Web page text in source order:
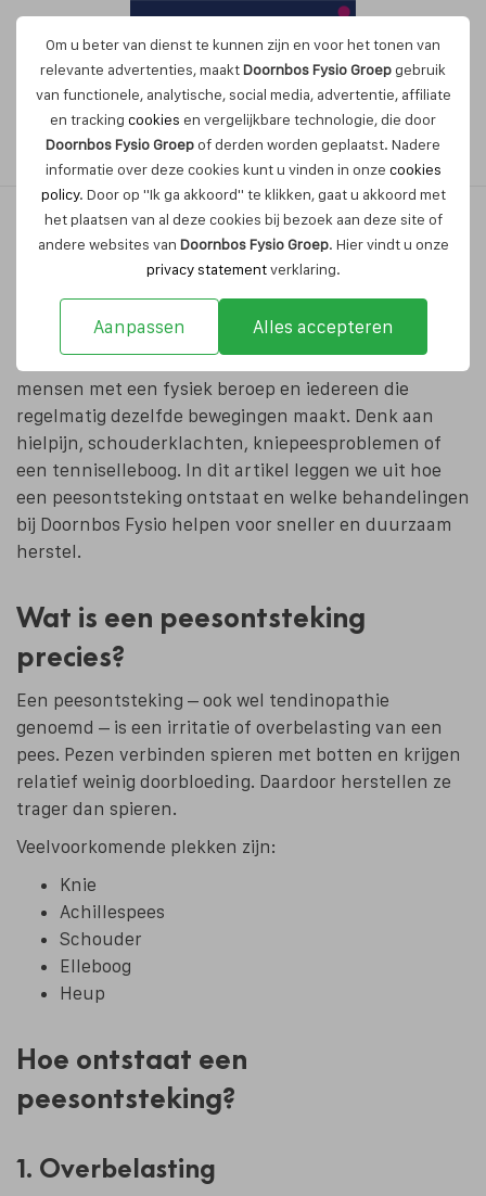
Om u beter van dienst te kunnen zijn en voor het tonen van
relevante advertenties, maaktDoornbos Fysio Groepgebruik
van functionele, analytische, social media, advertentie, affiliate
en tracking cookies en vergelijkbare technologie, die door
Doornbos Fysio Groepof derden worden geplaatst. Nadere
informatie over deze cookies kunt u vinden in onze cookies
policy. Door op "Ik ga akkoord" te klikken, gaat u akkoord met
het plaatsen van al deze cookies bij bezoek aan deze site of
andere websites van Doornbos Fysio Groep. Hier vindt u onze
privacy statementverklaring.
Aanpassen Alles accepteren
Maak nu een afspraak
Wat is een peesontsteking en
hoe herstel je sneller?
Peesontstekingen komen veel voor bij sporters,
mensen met een fysiek beroep en iedereen die
regelmatig dezelfde bewegingen maakt. Denk aan
hielpijn, schouderklachten, kniepeesproblemen of
een tenniselleboog. In dit artikel leggen we uit hoe
een peesontsteking ontstaat en welke behandelingen
bij Doornbos Fysio helpen voor sneller en duurzaam
herstel.
Wat is een peesontsteking
precies?
Een peesontsteking – ook wel tendinopathie
genoemd – is een irritatie of overbelasting van een
pees. Pezen verbinden spieren met botten en krijgen
relatief weinig doorbloeding. Daardoor herstellen ze
trager dan spieren.
Veelvoorkomende plekken zijn:
Knie
Achillespees
Schouder
Elleboog
Heup
Hoe ontstaat een
peesontsteking?
1. Overbelasting